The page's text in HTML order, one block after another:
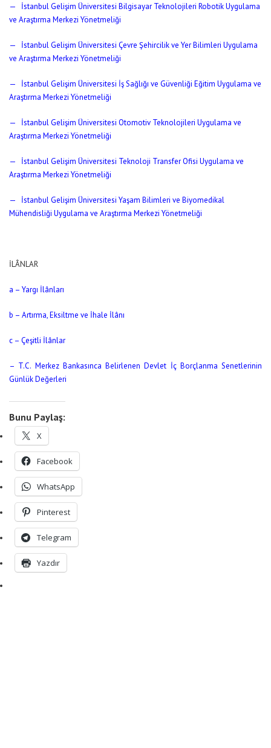
— İstanbul Gelişim Üniversitesi Bilgisayar Teknolojileri Robotik Uygulama
ve Araştırma Merkezi Yönetmeliği
— İstanbul Gelişim Üniversitesi Çevre Şehircilik ve Yer Bilimleri Uygulama
ve Araştırma Merkezi Yönetmeliği
— İstanbul Gelişim Üniversitesi İş Sağlığı ve Güvenliği Eğitim Uygulama ve
Araştırma Merkezi Yönetmeliği
— İstanbul Gelişim Üniversitesi Otomotiv Teknolojileri Uygulama ve
Araştırma Merkezi Yönetmeliği
— İstanbul Gelişim Üniversitesi Teknoloji Transfer Ofisi Uygulama ve
Araştırma Merkezi Yönetmeliği
— İstanbul Gelişim Üniversitesi Yaşam Bilimleri ve Biyomedikal
Mühendisliği Uygulama ve Araştırma Merkezi Yönetmeliği
İLÂNLAR
a – Yargı İlânları
b – Artırma,Eksiltme ve İhale İlânı
c – Çeşitli İlânlar
– T.C. Merkez Bankasınca Belirlenen Devlet İç Borçlanma Senetlerinin
Günlük Değerleri
Bunu Paylaş:
X
Facebook
WhatsApp
Pinterest
Telegram
Yazdır